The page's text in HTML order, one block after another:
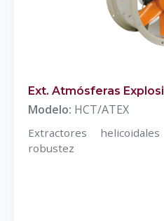
Ext. Atmósferas
Modelo: HCT/ATEX
Extractores
robustez